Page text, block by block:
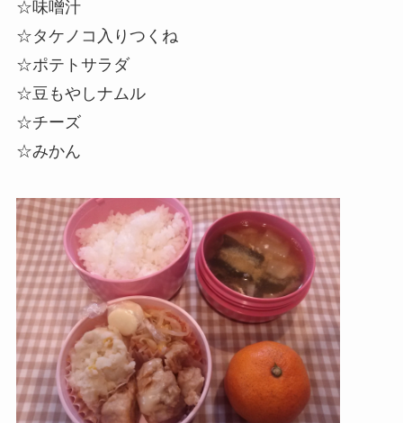
☆味噌汁
☆タケノコ入りつくね
☆ポテトサラダ
☆豆もやしナムル
☆チーズ
☆みかん